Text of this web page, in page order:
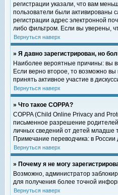
регистрации указали, что вам
пользователи были активированы
регистрации адрес электронной
либо фильтром. Если вы уверены,
Вернуться наверх
» Я давно зарегистрирован, но
Наиболее вероятные причины: вы
Если верно второе, то возможно
принять активное участие в
Вернуться наверх
» Что такое COPPA?
COPPA (Child Online Privacy and
письменное разрешение
личных сведений от детей младше
Примечание переводчика: в
Вернуться наверх
» Почему я не могу
Возможно, администратор
для получения более точной
Вернуться наверх